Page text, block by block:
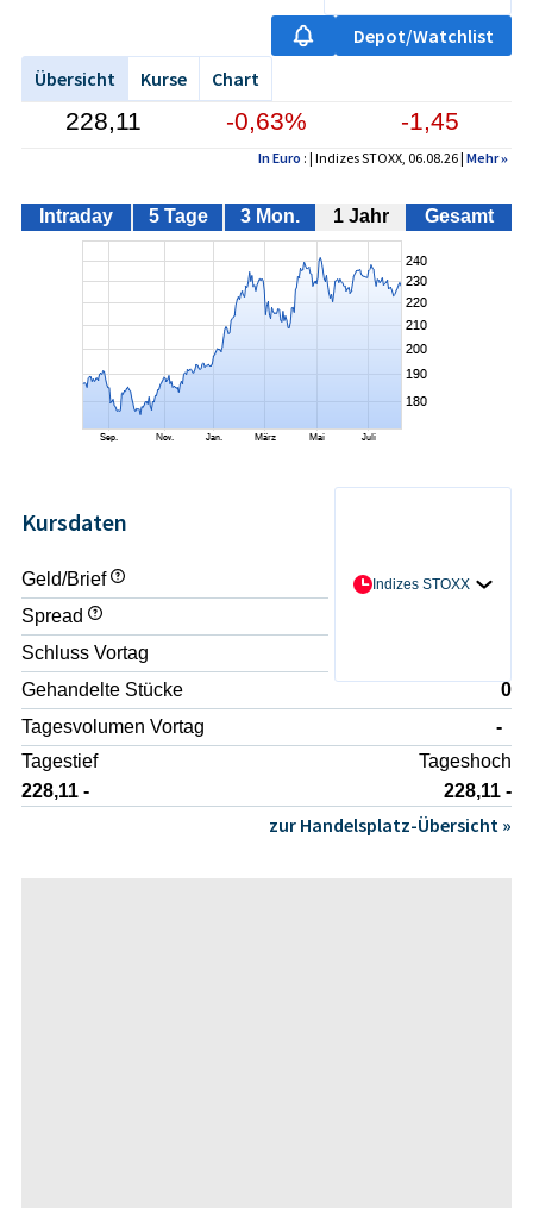
Depot/Watchlist
Übersicht
Kurse Chart
228,11 -0,63% -1,45
In Euro : | Indizes STOXX, 06.08.26 | Mehr»
Intraday 5 Tage 3 Mon. 1 Jahr Gesamt
Kursdaten
Indizes STOXX
Geld/Brief
- / -
Spread
Schluss Vortag
Gehandelte Stücke
0
Tagesvolumen Vortag
-
Tagestief
228,11 -
Tageshoch
228,11 -
zur Handelsplatz-Übersicht »